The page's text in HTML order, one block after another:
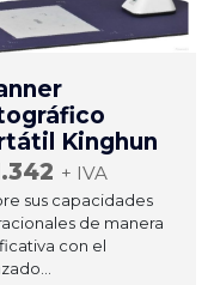
Kinghun
+ IVA
sus capacidades
de manera
con el